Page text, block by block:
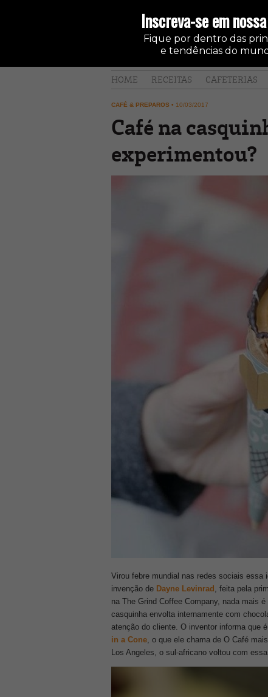
Inscreva-se em
Fique por dentro das
e tendências do
HOME RECEITAS CAFETERIAS
CAFÉ & PREPAROS • 10/03/2017
Café na
experimentou?
Virou febre mundial nas redes sociais essa
invenção de Dayne Levinrad , feita pela
na The Grind Coffee Company, nada mais
casquinha envolta internamente com
atenção do cliente. O inventor informa que
in a Cone, o que ele chama de O Café
Los Angeles, o sul-africano voltou com